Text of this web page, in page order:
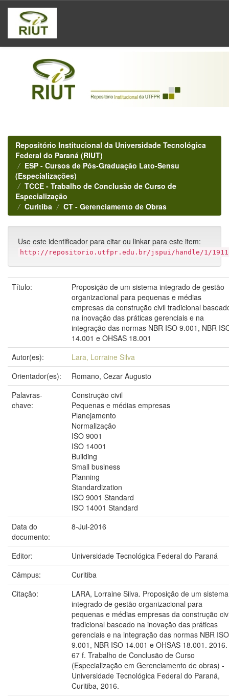
Skip
navigation
Repositório Institucional da Universidade Tecnológica
Federal do Paraná (RIUT)
ESP - Cursos de Pós-Graduação Lato-Sensu
(Especializações)
TCCE - Trabalho de Conclusão de Curso de
Especialização
Curitiba
CT - Gerenciamento de Obras
Use este identificador para citar ou linkar para este item:
http://repositorio.utfpr.edu.br/jspui/handle/1/
Título:
Proposição de um sistema integrado de gestão
organizacional para pequenas e médias
empresas da construção civil tradicional
na inovação das práticas gerenciais e na
integração das normas NBR ISO 9.001, NBR
14.001 e OHSAS 18.001
Autor(es):
Lara, Lorraine Silva
Orientador(es):
Romano, Cezar Augusto
Palavras-
chave:
Construção civil
Pequenas e médias empresas
Planejamento
Normalização
ISO 9001
ISO 14001
Building
Small business
Planning
Standardization
ISO 9001 Standard
ISO 14001 Standard
Data do
documento:
8-Jul-2016
Editor:
Universidade Tecnológica Federal do Paraná
Câmpus:
Curitiba
Citação:
LARA, Lorraine Silva. Proposição de um sistema
integrado de gestão organizacional para
pequenas e médias empresas da construção
tradicional baseado na inovação das práticas
gerenciais e na integração das normas NBR ISO
9.001, NBR ISO 14.001 e OHSAS 18.001. 2016.
67 f. Trabalho de Conclusão de Curso
(Especialização em Gerenciamento de obras) -
Universidade Tecnológica Federal do Paraná,
Curitiba, 2016.